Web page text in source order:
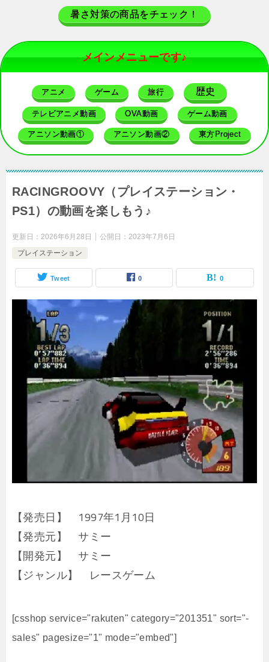
暑さ対策の商品をチェック！
メインメニューです♪
アニメ ゲーム 旅行 歴史
テレビアニメ動画 OVA動画 ゲーム動画
アニソン動画① アニソン動画② 東方Project
RACINGROOVY（プレイステーション・
PS1）の動画を楽しもう♪
更新日： 2026年6月28日 公開日： 2023年7月6日
プレイステーション
Tweet 0 0
【発売日】 1997年1月10日
【発売元】 サミー
【開発元】 サミー
【ジャンル】 レースゲーム
[csshop service="rakuten" category="201351" sort="-
sales" pagesize="1" mode="embed"]